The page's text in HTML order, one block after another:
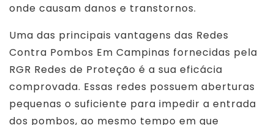
onde causam danos e transtornos.
Uma das principais vantagens das Redes
Contra Pombos Em Campinas fornecidas pela
RGR Redes de Proteção é a sua eficácia
comprovada. Essas redes possuem aberturas
pequenas o suficiente para impedir a entrada
dos pombos, ao mesmo tempo em que